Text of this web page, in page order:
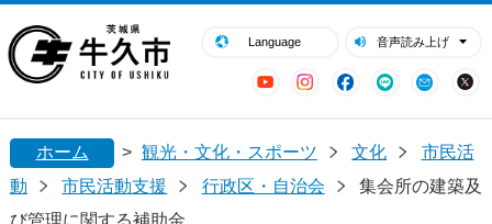
Language 音声読み上げ
YouTubeInstagram
Facebook
LINE Mail
閉じる
ホーム > 観光・文化・スポーツ 文化
市民活
動
市民活動支援 行政区・自治会
集会所の建築及